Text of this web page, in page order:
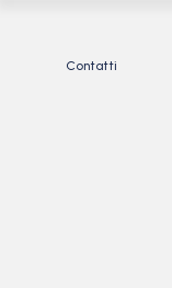
Contatti